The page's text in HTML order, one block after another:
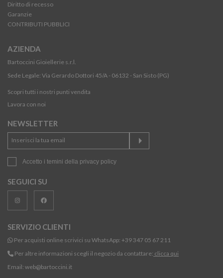
Diritto di recesso
Garanzie
CONTRIBUTI PUBBLICI
AZIENDA
Bartoccini Gioiellerie s.r.l.
Sede Legale: Via Gerardo Dottori 45/A - 06132 - San Sisto (PG)
Scopri tutti i nostri punti vendita
Lavora con noi
NEWSLETTER
Accetto i temini della privacy policy
SEGUICI SU
SERVIZIO CLIENTI
Per acquisti online scrivici su WhatsApp: +39 347 05 67 211
Per altre informazioni scegli il negozio da contattare: clicca qui
Email: web@bartoccini.it